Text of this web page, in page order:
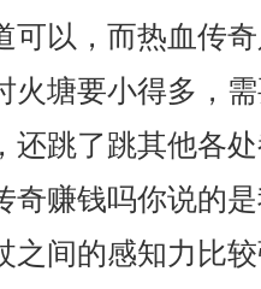
可以，而热血传
火塘要小得多，
还跳了跳其他各
奇赚钱吗你说的
之间的感知力比